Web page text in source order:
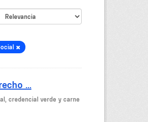
...
credencial verde y carne